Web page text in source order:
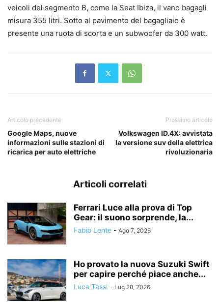
veicoli del segmento B, come la Seat Ibiza, il vano bagagli
misura 355 litri. Sotto al pavimento del bagagliaio è
presente una ruota di scorta e un subwoofer da 300 watt.
Articolo precedente
Google Maps, nuove
informazioni sulle stazioni di
ricarica per auto elettriche
Prossimo articolo
Volkswagen ID.4X: avvistata
la versione suv della elettrica
rivoluzionaria
Articoli correlati
Ferrari Luce alla prova di Top
Gear: il suono sorprende, la...
Fabio Lente - Ago 7, 2026
Ho provato la nuova Suzuki Swift
per capire perché piace anche...
Luca Tassi - Lug 28, 2026